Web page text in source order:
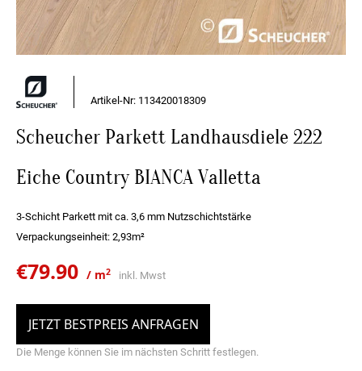
Artikel-Nr: 113420018309
Scheucher Parkett Landhausdiele 222
Eiche Country BIANCA Valletta
3-Schicht Parkett mit ca. 3,6 mm Nutzschichtstärke
Verpackungseinheit: 2,93m²
price
was:
€79.90
price
is:
/ m2 inkl. Mwst
JETZT BESTPREIS ANFRAGEN
Die Menge können Sie im nächsten Schritt festlegen.